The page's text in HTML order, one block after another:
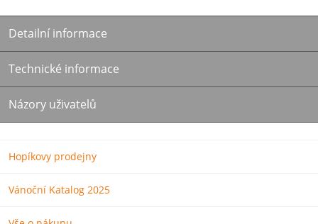
Detailní informace
Technické informace
Názory uživatelů
Hopíkovy prodejny
Vánoční Katalog 2025